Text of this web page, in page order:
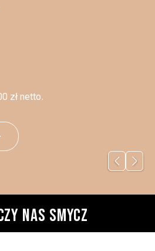
zł netto.
NAS SMYCZ